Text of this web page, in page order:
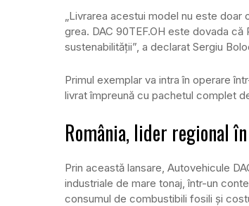
„Livrarea acestui model nu este
grea. DAC 90TEF.OH este dovada
sustenabilității”, a declarat Sergiu
Primul exemplar va intra în operare
livrat împreună cu pachetul complet
România, lider regional
Prin această lansare, Autovehicule
industriale de mare tonaj, într-un
consumul de combustibili fosili și